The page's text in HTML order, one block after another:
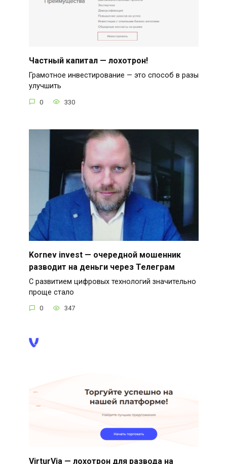
Частный капитал — лохотрон!
Грамотное инвестирование — это способ в разы
улучшить
0 330
Kornev invest — очередной мошенник
разводит на деньги через Телеграм
С развитием цифровых технологий значительно
проще стало
0 347
VirturVia — лохотрон для развода на